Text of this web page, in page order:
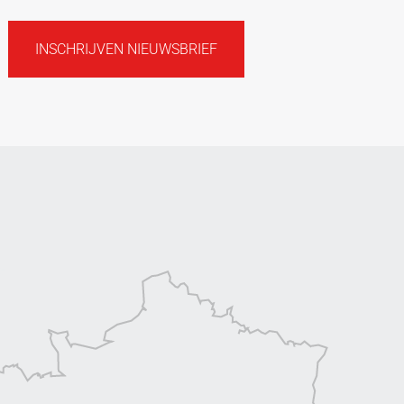
INSCHRIJVEN NIEUWSBRIEF